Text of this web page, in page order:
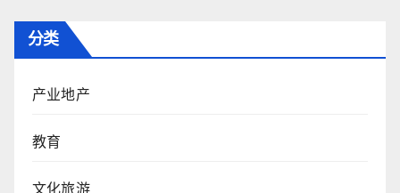
分类
产业地产
教育
文化旅游